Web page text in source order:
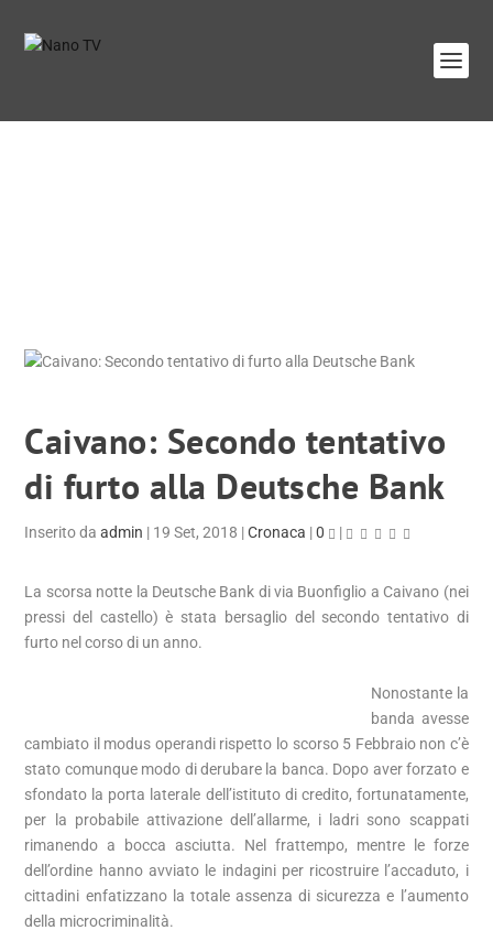
Caivano: Secondo tentativo
di furto alla Deutsche Bank
Inserito daadmin | 19 Set, 2018 |Cronaca |0 |
La scorsa notte la Deutsche Bank di via Buonfiglio a Caivano (nei
pressi del castello) è stata bersaglio del secondo tentativo di
furto nel corso di un anno.
Nonostante la
banda avesse
cambiato il modus operandi rispetto lo scorso 5 Febbraio non c’è
stato comunque modo di derubare la banca. Dopo aver forzato e
sfondato la porta laterale dell’istituto di credito, fortunatamente,
per la probabile attivazione dell’allarme, i ladri sono scappati
rimanendo a bocca asciutta. Nel frattempo, mentre le forze
dell’ordine hanno avviato le indagini per ricostruire l’accaduto, i
cittadini enfatizzano la totale assenza di sicurezza e l’aumento
della microcriminalità.